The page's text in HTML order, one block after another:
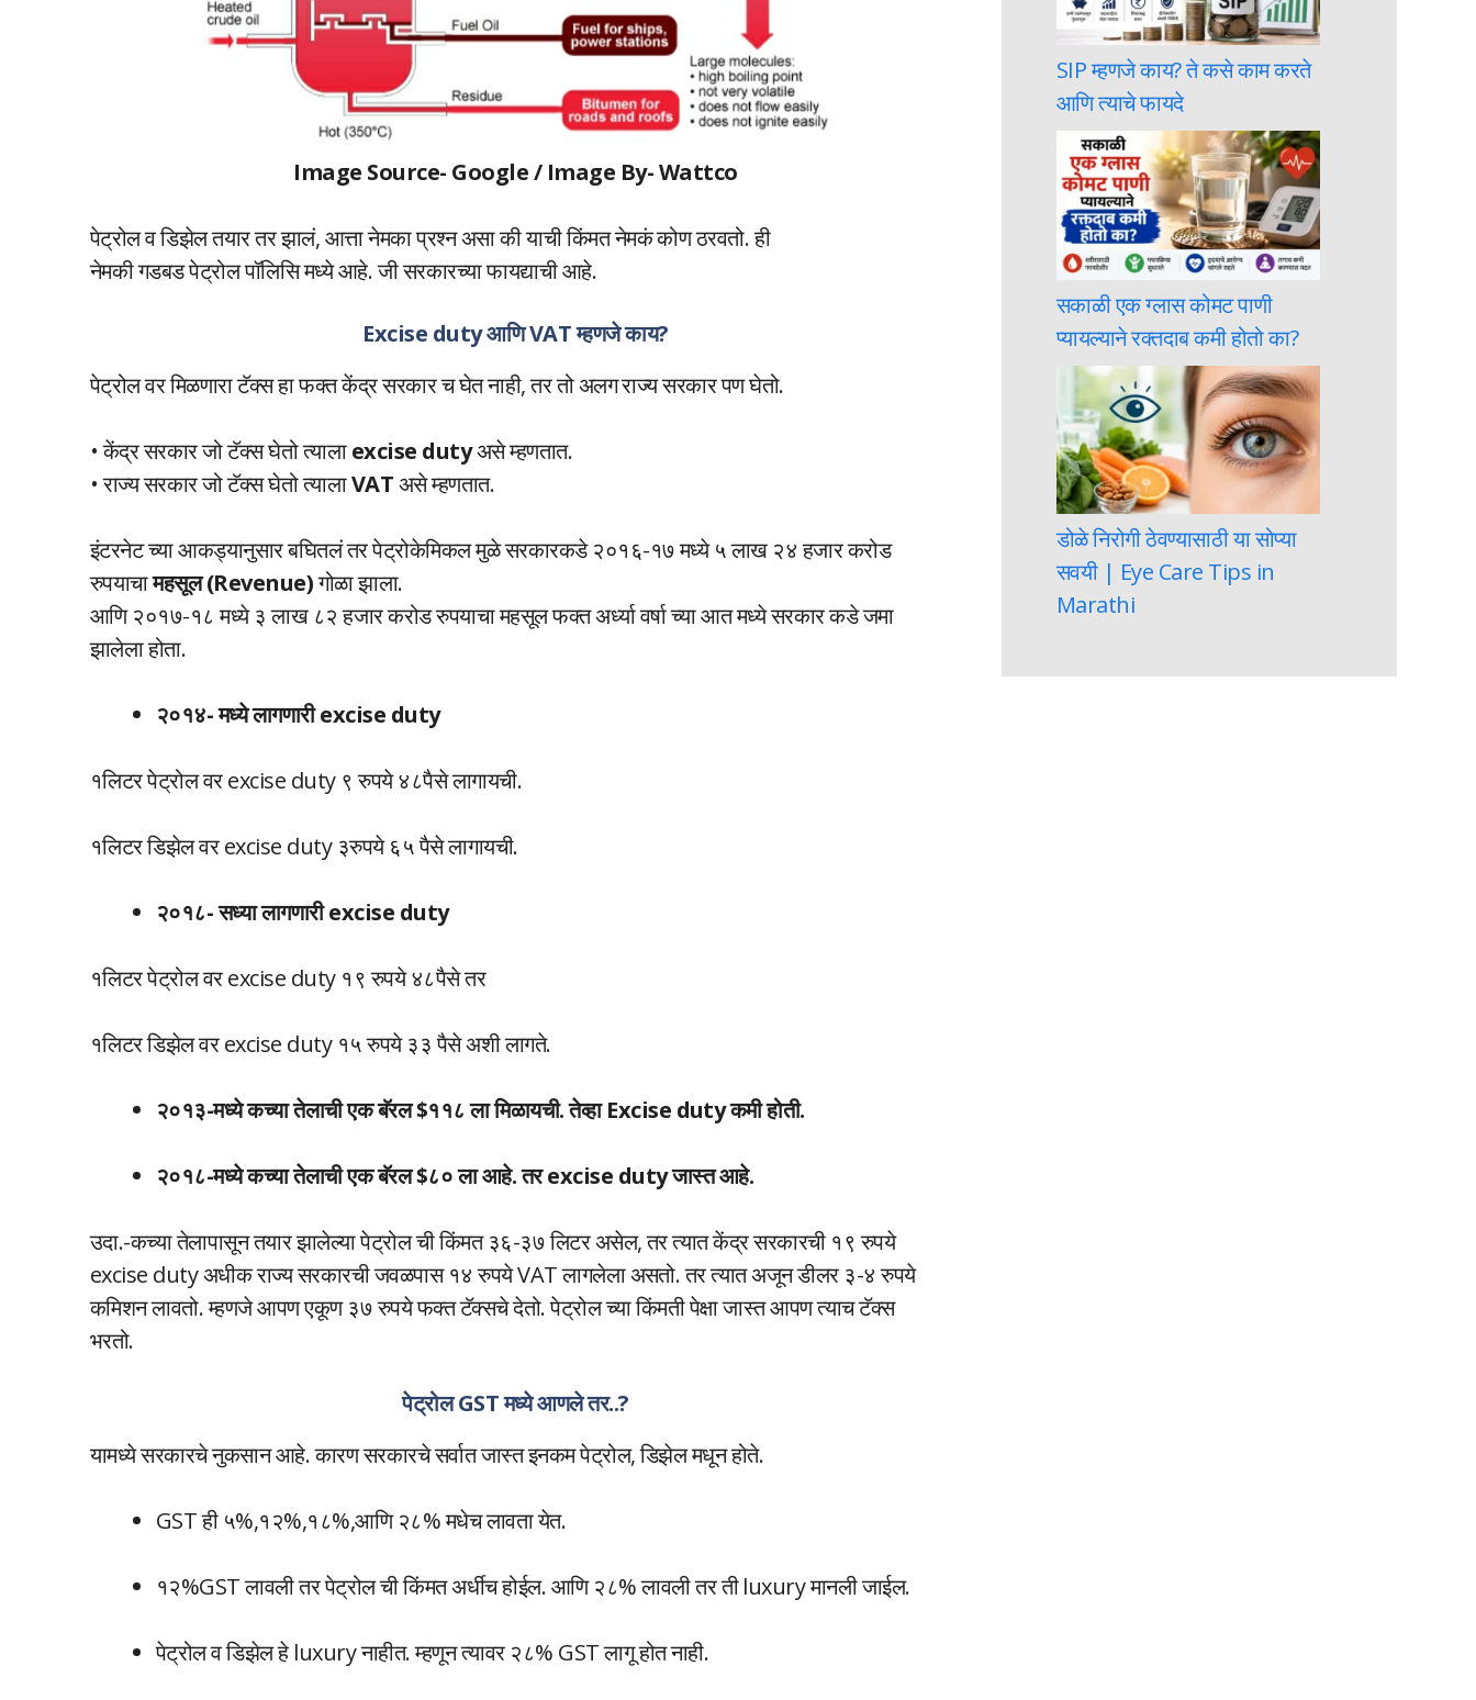
Image Source- Google / Image By- Wattco
पेट्रोल व डिझेल तयार तर झालं, आत्ता नेमका प्रश्न असा की याची किंमत नेमकं कोण ठरवतो. ही
नेमकी गडबड पेट्रोल पॉलिसि मध्ये आहे. जी सरकारच्या फायद्याची आहे.
Excise duty आणि VAT म्हणजे काय?
पेट्रोल वर मिळणारा टॅक्स हा फक्त केंद्र सरकार च घेत नाही, तर तो अलग राज्य सरकार पण घेतो.
• केंद्र सरकार जो टॅक्स घेतो त्यालाexcise dutyअसे म्हणतात.
• राज्य सरकार जो टॅक्स घेतो त्यालाVATअसे म्हणतात.
इंटरनेट च्या आकड्यानुसार बघितलं तर पेट्रोकेमिकल मुळे सरकारकडे २०१६-१७ मध्ये ५ लाख २४ हजार करोड
रुपयाचामहसूल (Revenue)गोळा झाला.
आणि २०१७-१८ मध्ये ३ लाख ८२ हजार करोड रुपयाचा महसूल फक्त अर्ध्या वर्षा च्या आत मध्ये सरकार कडे जमा
झालेला होता.
२०१४- मध्ये लागणारी excise duty
१लिटर पेट्रोल वर excise duty ९ रुपये ४८पैसे लागायची.
१लिटर डिझेल वर excise duty ३रुपये ६५ पैसे लागायची.
२०१८- सध्या लागणारी excise duty
१लिटर पेट्रोल वर excise duty १९ रुपये ४८पैसे तर
१लिटर डिझेल वर excise duty १५ रुपये ३३ पैसे अशी लागते.
२०१३-मध्ये कच्या तेलाची एक बॅरल $११८ ला मिळायची. तेव्हा Excise duty कमी होती.
२०१८-मध्ये कच्या तेलाची एक बॅरल $८० ला आहे. तर excise duty जास्त आहे.
उदा.-कच्या तेलापासून तयार झालेल्या पेट्रोल ची किंमत ३६-३७ लिटर असेल, तर त्यात केंद्र सरकारची १९ रुपये
excise duty अधीक राज्य सरकारची जवळपास १४ रुपये VAT लागलेला असतो. तर त्यात अजून डीलर ३-४ रुपये
कमिशन लावतो. म्हणजे आपण एकूण ३७ रुपये फक्त टॅक्सचे देतो. पेट्रोल च्या किंमती पेक्षा जास्त आपण त्याच टॅक्स
भरतो.
पेट्रोल GST मध्ये आणले तर..?
यामध्ये सरकारचे नुकसान आहे. कारण सरकारचे सर्वात जास्त इनकम पेट्रोल, डिझेल मधून होते.
GST ही ५%,१२%,१८%,आणि २८% मधेच लावता येत.
१२%GST लावली तर पेट्रोल ची किंमत अर्धीच होईल. आणि २८% लावली तर ती luxury मानली जाईल.
पेट्रोल व डिझेल हे luxury नाहीत. म्हणून त्यावर २८% GST लागू होत नाही.
SIP म्हणजे काय? ते कसे काम करते
आणि त्याचे फायदे
सकाळी एक ग्लास कोमट पाणी
प्यायल्याने रक्तदाब कमी होतो का?
डोळे निरोगी ठेवण्यासाठी या सोप्या
सवयी | Eye Care Tips in
Marathi